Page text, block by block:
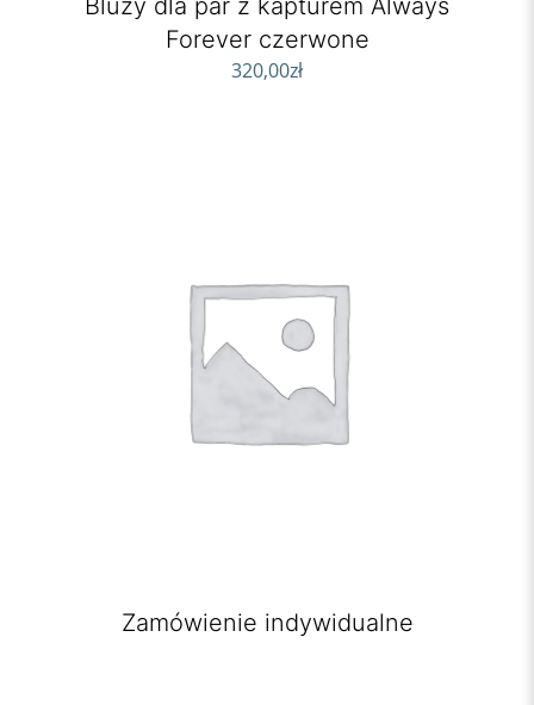
Bluzy dla par z kapturem Always
Forever czerwone
320,00zł
Zamówienie indywidualne